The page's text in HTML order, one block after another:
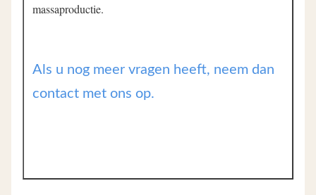
massaproductie.
Als u nog meer vragen heeft, neem dan
contact met ons op.